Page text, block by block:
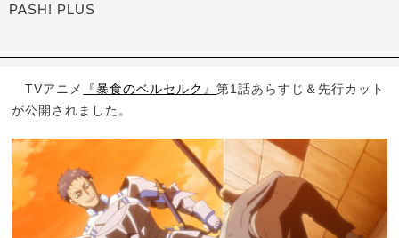
PASH! PLUS
TVアニメ 『暴食のベルセルク』第1話あらすじ＆先行カット
が公開されました。